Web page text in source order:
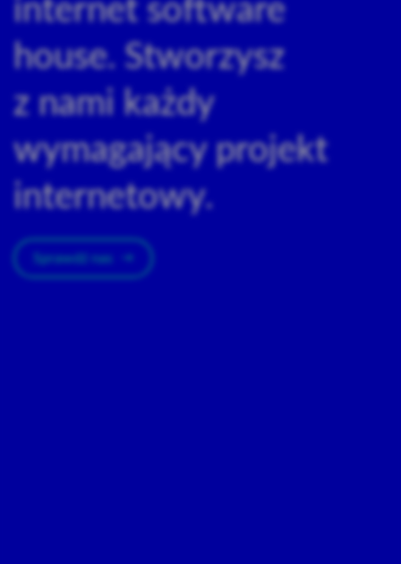
internet software
house. Stworzysz
z nami każdy
wymagający projekt
internetowy.
Sprawdź nas